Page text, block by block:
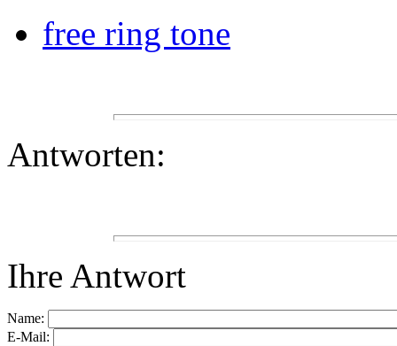
free ring tone
Antworten:
Ihre Antwort
Name:
E-Mail: